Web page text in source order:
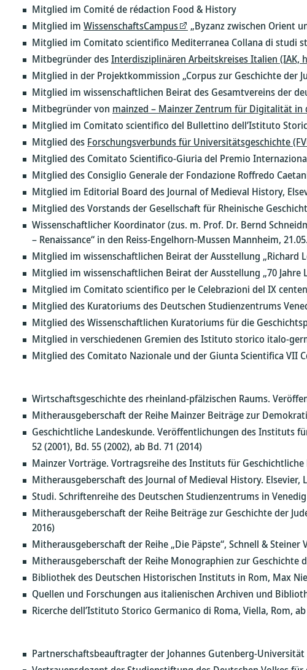
Mitglied im Comité de rédaction Food & History
Mitglied im WissenschaftsCampus
„Byzanz zwischen Orient
Mitglied im Comitato scientifico Mediterranea Collana di studi
Mitbegründer desInterdisziplinären Arbeitskreises Italien (IAK,
Mitglied in der Projektkommission „Corpus zur Geschichte der
Mitglied im wissenschaftlichen Beirat des Gesamtvereins der
Mitbegründer von mainzed – Mainzer Zentrum für Digitalität in
Mitglied im Comitato scientifico del Bullettino dell’Istituto
Mitglied des Forschungsverbunds für Universitätsgeschichte
Mitglied des Comitato Scientifico-Giuria del Premio
Mitglied des Consiglio Generale der Fondazione Roffredo
Mitglied im Editorial Board des Journal of Medieval History,
Mitglied des Vorstands der Gesellschaft für Rheinische
Wissenschaftlicher Koordinator (zus. m. Prof. Dr. Bernd
– Renaissance“ in den Reiss-Engelhorn-Mussen Mannheim,
Mitglied im wissenschaftlichen Beirat der Ausstellung „Richard
Mitglied im wissenschaftlichen Beirat der Ausstellung „70 Jahre
Mitglied im Comitato scientifico per le Celebrazioni del IX
Mitglied des Kuratoriums des Deutschen Studienzentrums
Mitglied des Wissenschaftlichen Kuratoriums für die
Mitglied in verschiedenen Gremien des Istituto storico italo-
Mitglied des Comitato Nazionale und der Giunta Scientifica VII
Wirtschaftsgeschichte des rheinland-pfälzischen Raums.
Mitherausgeberschaft der Reihe Mainzer Beiträge zur
Geschichtliche Landeskunde. Veröffentlichungen des Instituts
52 (2001), Bd. 55 (2002), ab Bd. 71 (2014)
Mainzer Vorträge. Vortragsreihe des Instituts für
Mitherausgeberschaft des Journal of Medieval History. Elsevier,
Studi. Schriftenreihe des Deutschen Studienzentrums in
Mitherausgeberschaft der Reihe Beiträge zur Geschichte der
2016)
Mitherausgeberschaft der Reihe „Die Päpste“, Schnell & Steiner
Mitherausgeberschaft der Reihe Monographien zur
Bibliothek des Deutschen Historischen Instituts in Rom, Max
Quellen und Forschungen aus italienischen Archiven und
Ricerche dell’Istituto Storico Germanico di Roma, Viella, Rom,
Partnerschaftsbeauftragter der Johannes Gutenberg-